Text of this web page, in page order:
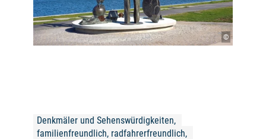
©
Denkmäler und Sehenswürdigkeiten,
familienfreundlich, radfahrerfreundlich,